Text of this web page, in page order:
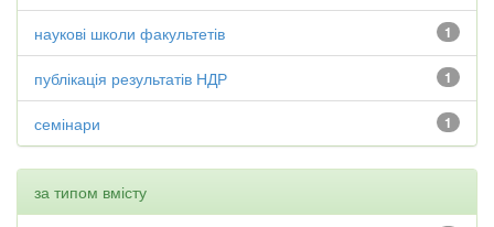
1
наукові школи факультетів
1
публікація результатів НДР
1
семінари
за типом вмісту